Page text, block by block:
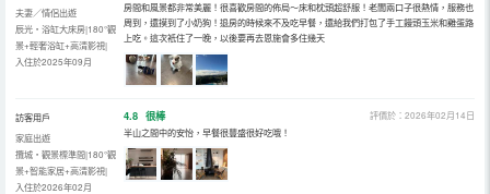
夫妻／情侶出遊
辰光・浴缸大床房|180°觀
景+輕奢浴缸+高清影視|
入住於2025年09月
房間和風景都非常美麗！很喜歡房間的佈局～床和枕頭超舒服！老闆兩口子很熱情，服務也
周到，還摸到了小奶狗！退房的時候來不及吃早餐，還給我們打包了手工饅頭玉米和雞蛋路
上吃。這次衹住了一晚，以後要再去恩施會多住幾天
訪客用戶
家庭出遊
攬城・觀景標準間|180°觀
景+智能家居+高清影視|
入住於2026年02月
4.8 很棒
評價於：2026年02月14日
半山之間中的安怡，早餐很豐盛很好吃哦！